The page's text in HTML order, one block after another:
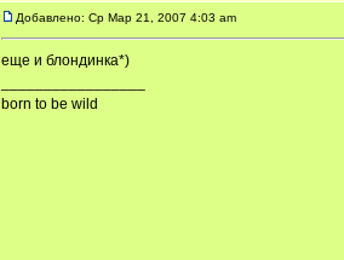
Добавлено: Ср Мар 21, 2007 4:03 am
еще и блондинка*)
born to be wild